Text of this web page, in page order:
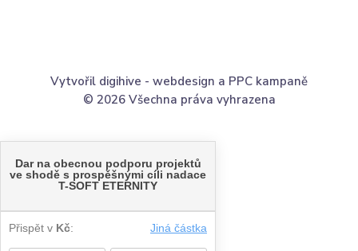
© 2026 Všechna práva vyhrazena
Vytvořil digihive - webdesign a PPC kampaně